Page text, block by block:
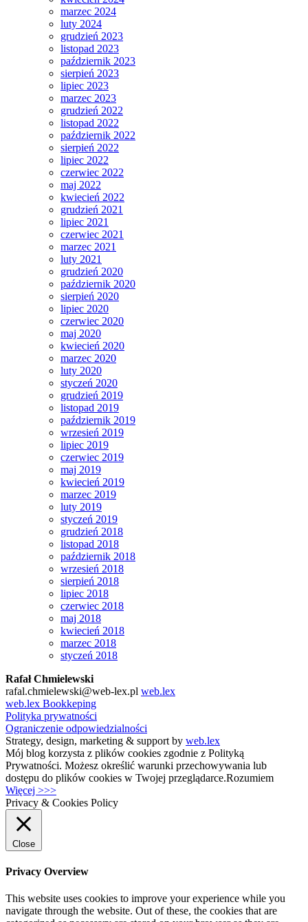
marzec 2024
luty 2024
grudzień 2023
listopad 2023
październik 2023
sierpień 2023
lipiec 2023
marzec 2023
grudzień 2022
listopad 2022
październik 2022
sierpień 2022
lipiec 2022
czerwiec 2022
maj 2022
kwiecień 2022
grudzień 2021
lipiec 2021
czerwiec 2021
marzec 2021
luty 2021
grudzień 2020
październik 2020
sierpień 2020
lipiec 2020
czerwiec 2020
maj 2020
kwiecień 2020
marzec 2020
luty 2020
styczeń 2020
grudzień 2019
listopad 2019
październik 2019
wrzesień 2019
lipiec 2019
czerwiec 2019
maj 2019
kwiecień 2019
marzec 2019
luty 2019
styczeń 2019
grudzień 2018
listopad 2018
październik 2018
wrzesień 2018
sierpień 2018
lipiec 2018
czerwiec 2018
maj 2018
kwiecień 2018
marzec 2018
styczeń 2018
Rafał Chmielewski
rafal.chmielewski@web-lex.pl web.lex
web.lex Bookkeping
Polityka prywatności
Ograniczenie odpowiedzialności
Strategy, design, marketing & support by web.lex
Mój blog korzysta z plików cookies zgodnie z Polityką
Prywatności. Możesz określić warunki przechowywania lub
dostępu do plików cookies w Twojej przeglądarce.Rozumiem
Więcej >>>
Privacy & Cookies Policy
Close
Privacy Overview
This website uses cookies to improve your experience while you
navigate through the website. Out of these, the cookies that are